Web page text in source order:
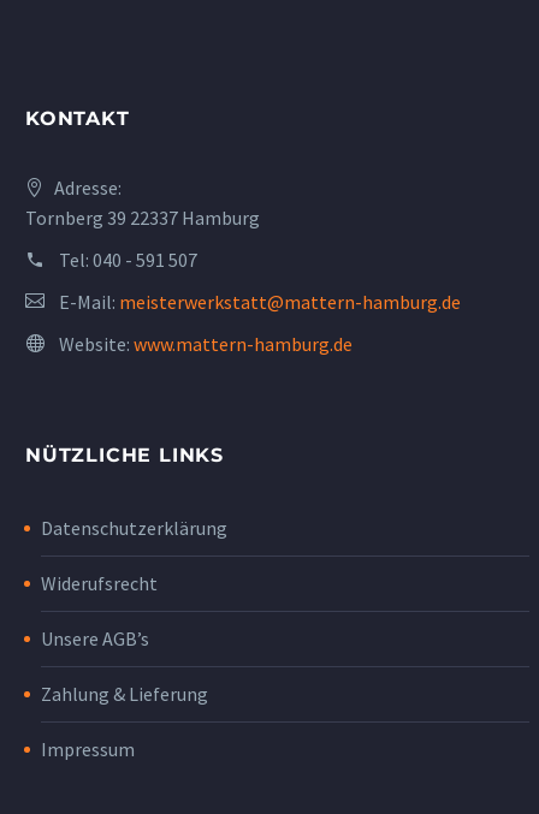
KONTAKT
Adresse:
Tornberg 39 22337 Hamburg
Tel: 040 - 591 507
E-Mail: meisterwerkstatt@mattern-hamburg.de
Website: www.mattern-hamburg.de
NÜTZLICHE LINKS
Datenschutzerklärung
Widerufsrecht
Unsere AGB’s
Zahlung & Lieferung
Impressum